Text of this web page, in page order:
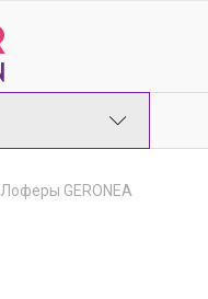
Лоферы GERONEA